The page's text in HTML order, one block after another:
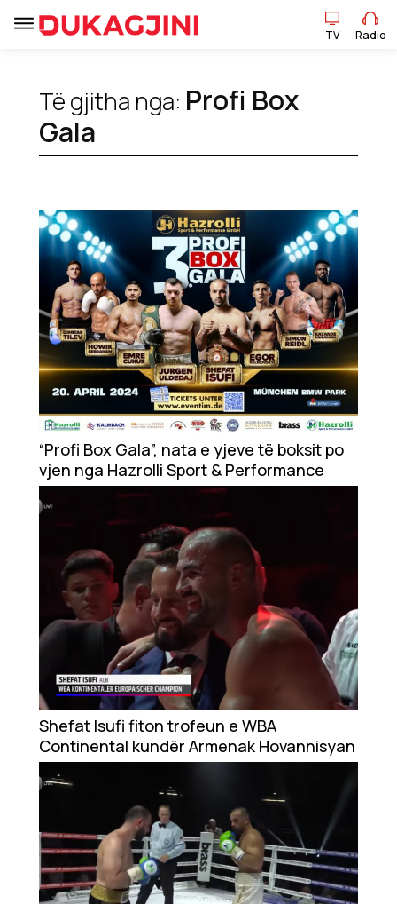
Sport
Pikëpamje
Art Jete
Kulturë
Showbiz
Ekonomi
Teknologji
Udhëtime
DuVideo
TV Radio
Të gjitha nga: Profi Box
Gala
“Profi Box Gala”, nata e yjeve të boksit po
vjen nga Hazrolli Sport & Performance
Shefat Isufi fiton trofeun e WBA
Continental kundër Armenak Hovannisyan